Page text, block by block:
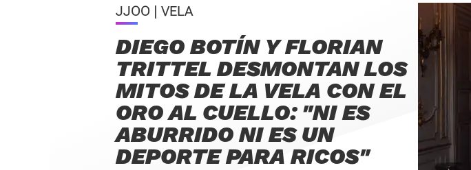
JJOO | VELA
DIEGO BOTÍN Y FLORIAN
TRITTEL DESMONTAN LOS
MITOS DE LA VELA CON EL
ORO AL CUELLO: "NI ES
ABURRIDO NI ES UN
DEPORTE PARA RICOS"